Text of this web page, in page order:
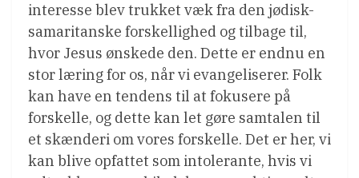
interesse blev trukket væk fra den jødisk-
samaritanske forskellighed og tilbage til,
hvor Jesus ønskede den. Dette er endnu en
stor læring for os, når vi evangeliserer. Folk
kan have en tendens til at fokusere på
forskelle, og dette kan let gøre samtalen til
et skænderi om vores forskelle. Det er her, vi
kan blive opfattet som intolerante, hvis vi